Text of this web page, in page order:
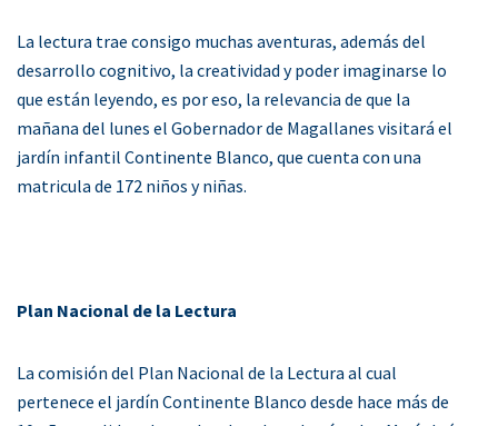
La lectura trae consigo muchas aventuras, además del
desarrollo cognitivo, la creatividad y poder imaginarse lo
que están leyendo, es por eso, la relevancia de que la
mañana del lunes el Gobernador de Magallanes visitará el
jardín infantil Continente Blanco, que cuenta con una
matricula de 172 niños y niñas.
Plan Nacional de la Lectura
La comisión del Plan Nacional de la Lectura al cual
pertenece el jardín Continente Blanco desde hace más de